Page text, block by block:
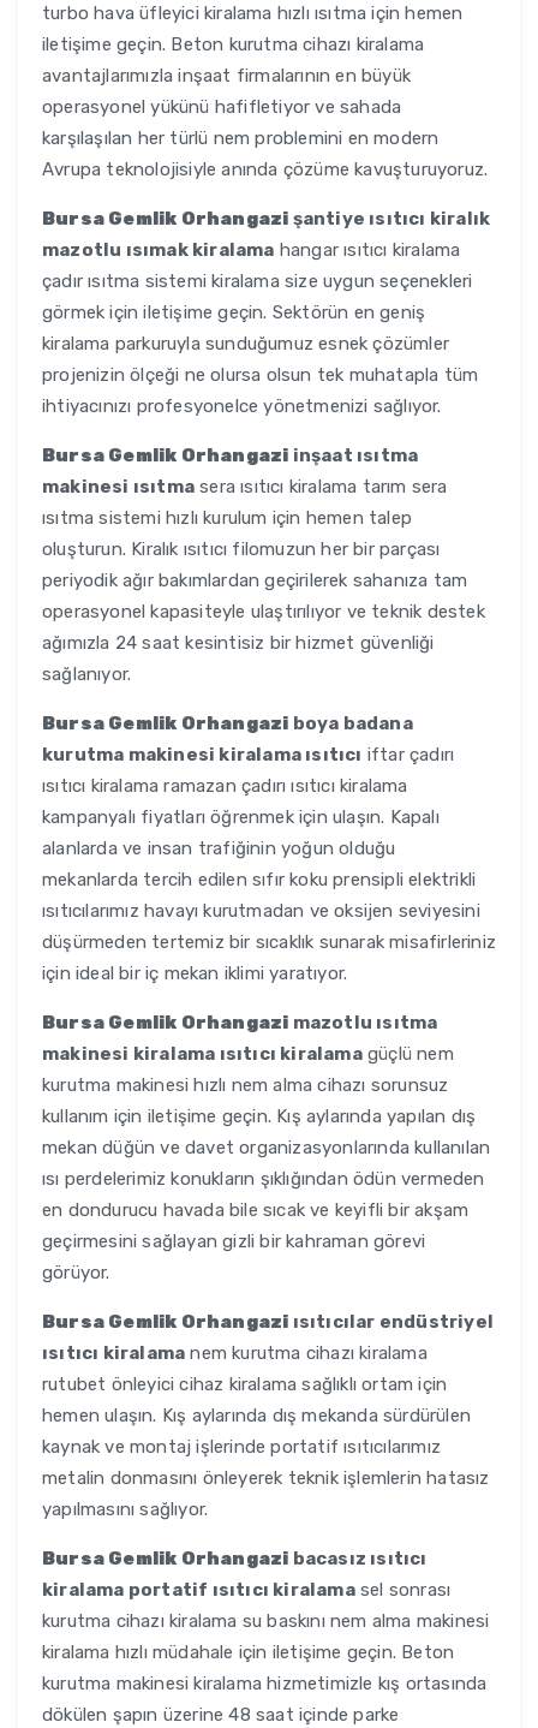
turbo hava üfleyici kiralama hızlı ısıtma için hemen
iletişime geçin. Beton kurutma cihazı kiralama
avantajlarımızla inşaat firmalarının en büyük
operasyonel yükünü hafifletiyor ve sahada
karşılaşılan her türlü nem problemini en modern
Avrupa teknolojisiyle anında çözüme kavuşturuyoruz.
Bursa Gemlik Orhangazi şantiye ısıtıcı kiralık
mazotlu ısımak kiralama hangar ısıtıcı kiralama
çadır ısıtma sistemi kiralama size uygun seçenekleri
görmek için iletişime geçin. Sektörün en geniş
kiralama parkuruyla sunduğumuz esnek çözümler
projenizin ölçeği ne olursa olsun tek muhatapla tüm
ihtiyacınızı profesyonelce yönetmenizi sağlıyor.
Bursa Gemlik Orhangazi inşaat ısıtma
makinesi ısıtma sera ısıtıcı kiralama tarım sera
ısıtma sistemi hızlı kurulum için hemen talep
oluşturun. Kiralık ısıtıcı filomuzun her bir parçası
periyodik ağır bakımlardan geçirilerek sahanıza tam
operasyonel kapasiteyle ulaştırılıyor ve teknik destek
ağımızla 24 saat kesintisiz bir hizmet güvenliği
sağlanıyor.
Bursa Gemlik Orhangazi boya badana
kurutma makinesi kiralama ısıtıcı iftar çadırı
ısıtıcı kiralama ramazan çadırı ısıtıcı kiralama
kampanyalı fiyatları öğrenmek için ulaşın. Kapalı
alanlarda ve insan trafiğinin yoğun olduğu
mekanlarda tercih edilen sıfır koku prensipli elektrikli
ısıtıcılarımız havayı kurutmadan ve oksijen seviyesini
düşürmeden tertemiz bir sıcaklık sunarak misafirleriniz
için ideal bir iç mekan iklimi yaratıyor.
Bursa Gemlik Orhangazi mazotlu ısıtma
makinesi kiralama ısıtıcı kiralamagüçlü nem
kurutma makinesi hızlı nem alma cihazı sorunsuz
kullanım için iletişime geçin. Kış aylarında yapılan dış
mekan düğün ve davet organizasyonlarında kullanılan
ısı perdelerimiz konukların şıklığından ödün vermeden
en dondurucu havada bile sıcak ve keyifli bir akşam
geçirmesini sağlayan gizli bir kahraman görevi
görüyor.
Bursa Gemlik Orhangazi ısıtıcılar endüstriyel
ısıtıcı kiralama nem kurutma cihazı kiralama
rutubet önleyici cihaz kiralama sağlıklı ortam için
hemen ulaşın. Kış aylarında dış mekanda sürdürülen
kaynak ve montaj işlerinde portatif ısıtıcılarımız
metalin donmasını önleyerek teknik işlemlerin hatasız
yapılmasını sağlıyor.
Bursa Gemlik Orhangazi bacasız ısıtıcı
kiralama portatif ısıtıcı kiralamasel sonrası
kurutma cihazı kiralama su baskını nem alma makinesi
kiralama hızlı müdahale için iletişime geçin. Beton
kurutma makinesi kiralama hizmetimizle kış ortasında
dökülen şapın üzerine 48 saat içinde parke